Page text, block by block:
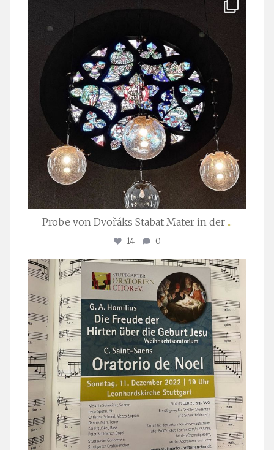
Apr. 1
Probe von Dvořáks Stabat Mater in der ...
14 0
stuttgarter_oratorienchor
Nov. 29